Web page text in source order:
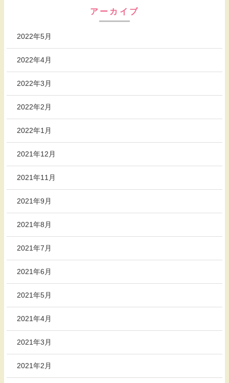
アーカイブ
2022年5月
2022年4月
2022年3月
2022年2月
2022年1月
2021年12月
2021年11月
2021年9月
2021年8月
2021年7月
2021年6月
2021年5月
2021年4月
2021年3月
2021年2月